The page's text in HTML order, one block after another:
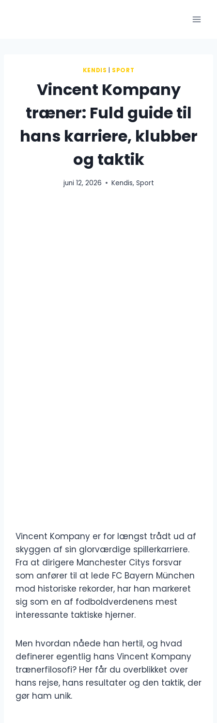
KENDIS SPORT
Vincent Kompany
træner: Fuld guide til
hans karriere, klubber
og taktik
juni 12, 2026 Kendis, Sport
Vincent Kompany er for længst trådt ud af
skyggen af sin glorværdige spillerkarriere.
Fra at dirigere Manchester Citys forsvar
som anfører til at lede FC Bayern München
mod historiske rekorder, har han markeret
sig som en af fodboldverdenens mest
interessante taktiske hjerner.
Men hvordan nåede han hertil, og hvad
definerer egentlig hans Vincent Kompany
trænerfilosofi? Her får du overblikket over
hans rejse, hans resultater og den taktik, der
gør ham unik.